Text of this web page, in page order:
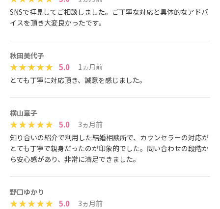
SNSで拝見してご相談しました。ご丁寧な対応と具体的なアドバ
イスを頂き大変良かったです。
秋田美代子
5.0
1ヵ月前
とても丁寧に対応頂き、誠意を感じました。
横山章子
5.0
3ヵ月前
​​‌‌​​​‌‍​‌‌​​‌​‌‍​‌‌​​​​‌‍​​‌‌​​​​‍​‌‌​​‌‌​‍​​‌‌‌​​‌‍​‌‌​​​‌‌‍​​‌‌​‌​​‍​​‌‌​​‌‌‍​‌‌​​‌​​知り合いの紹介で利用した結婚相談所で、カウンセラーの対応が
とても丁寧で親身だったのが印象的でした。問い合わせの段階か
ら安心感があり、非常に満足できました。
野口ゆかり
5.0
3ヵ月前